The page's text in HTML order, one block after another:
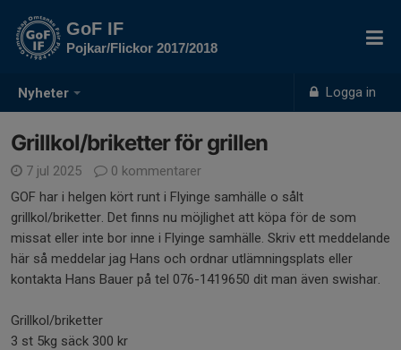
Nyheter Logga in
GoF IF
Pojkar/Flickor 2017/2018
Grillkol/briketter för grillen
7 jul 2025
0 kommentarer
GOF har i helgen kört runt i Flyinge samhälle o sålt
grillkol/briketter. Det finns nu möjlighet att köpa för de som
missat eller inte bor inne i Flyinge samhälle. Skriv ett meddelande
här så meddelar jag Hans och ordnar utlämningsplats eller
kontakta Hans Bauer på tel 076-1419650 dit man även swishar.
Grillkol/briketter
3 st 5kg säck 300 kr